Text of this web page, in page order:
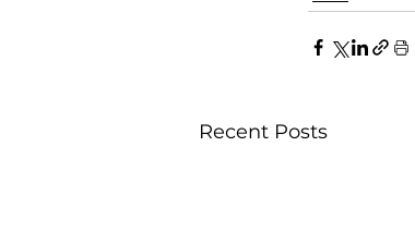
Recent Posts